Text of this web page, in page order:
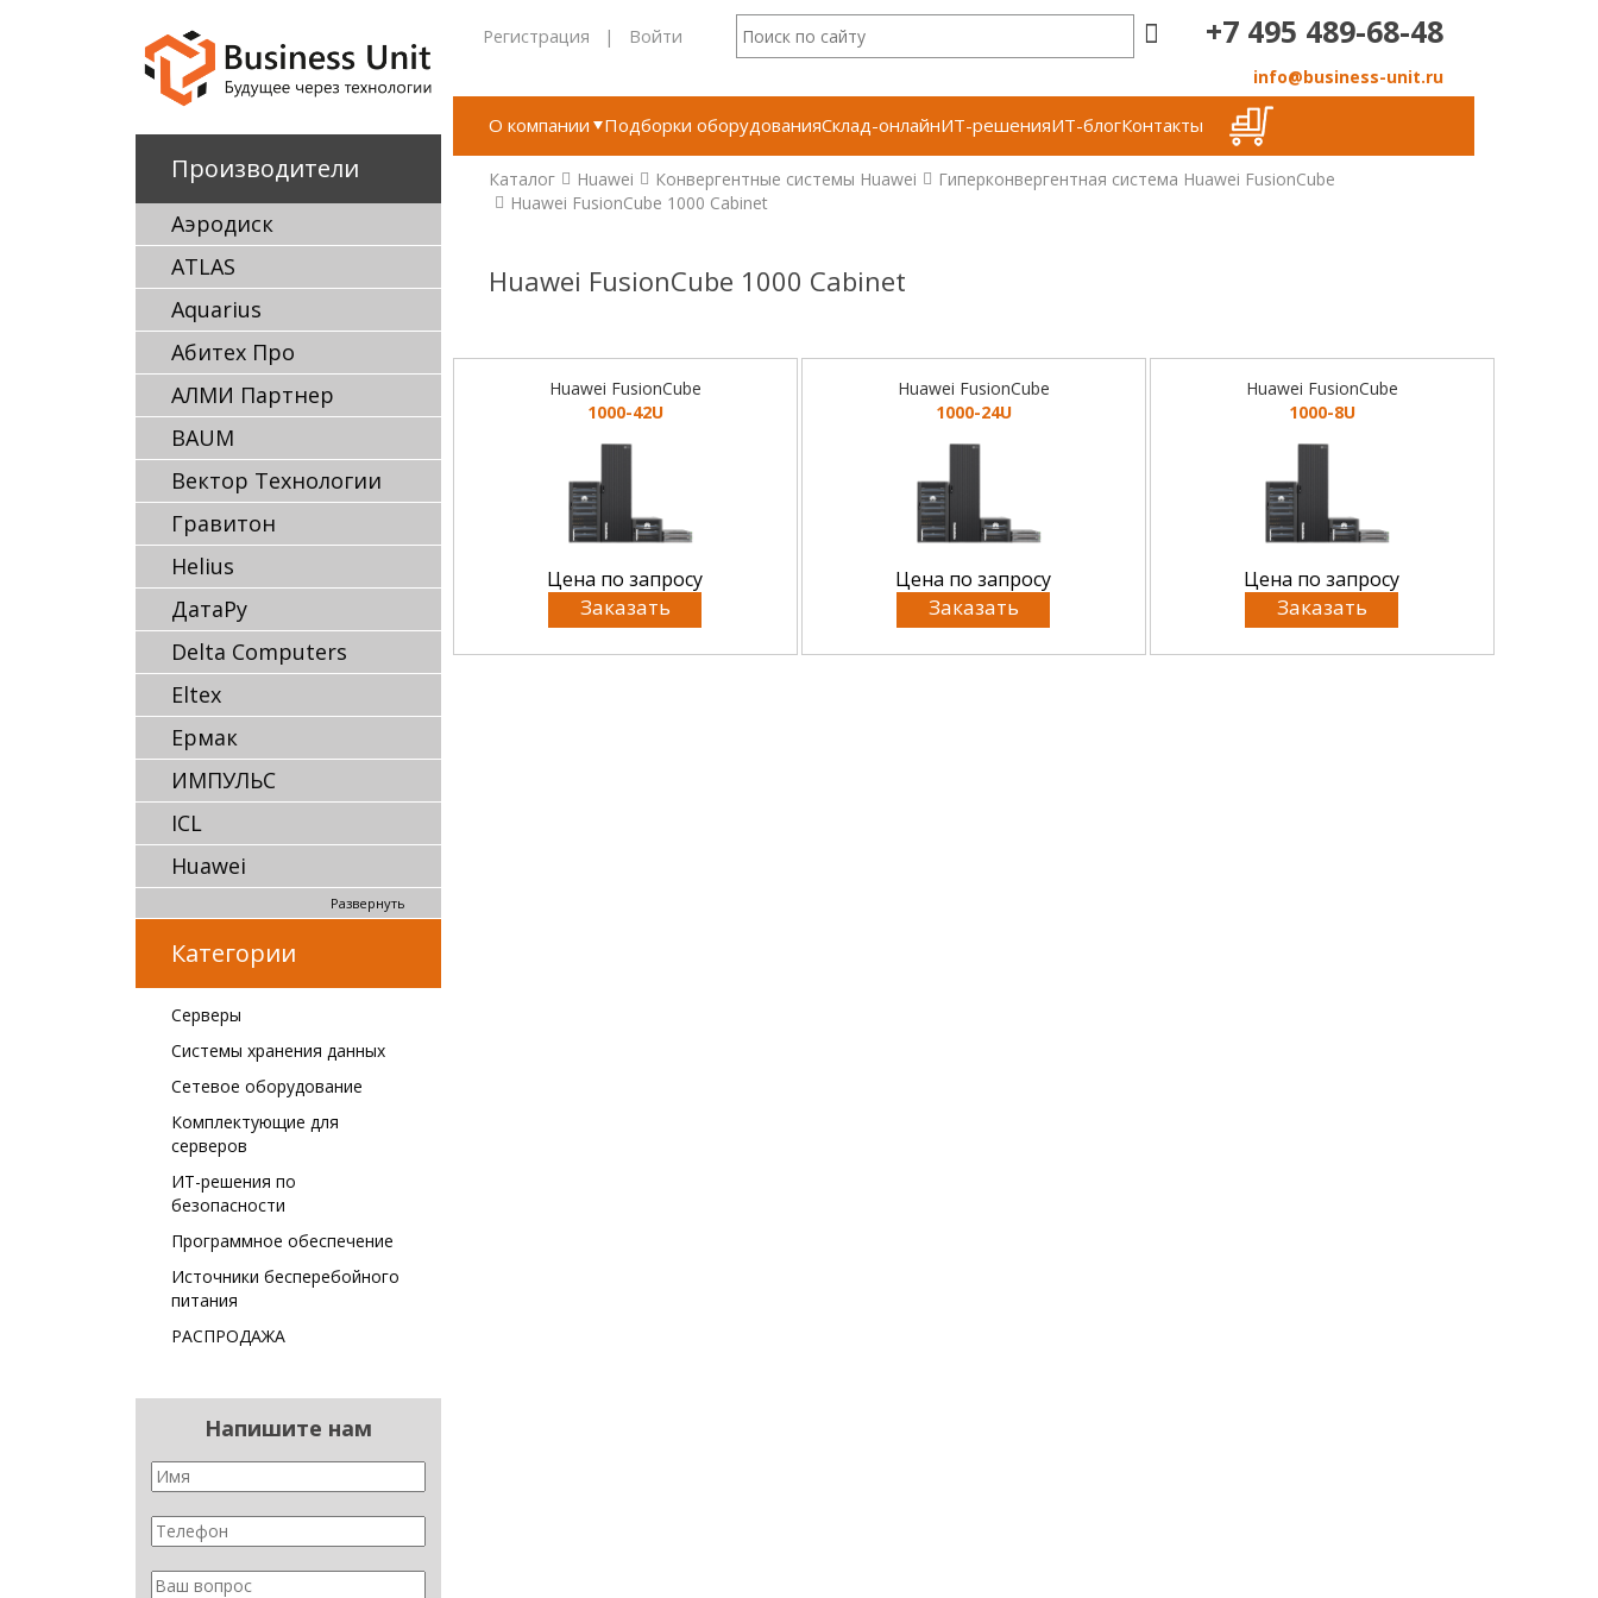
Производители
Аэродиск
ATLAS
Aquarius
Абитех Про
АЛМИ Партнер
BAUM
Вектор Технологии
Гравитон
Helius
ДатаРу
Delta Computers
Eltex
Ермак
ИМПУЛЬС
ICL
Huawei
Развернуть
Категории
Серверы
Системы хранения данных
Сетевое оборудование
Комплектующие для
серверов
ИТ-решения по
безопасности
Программное обеспечение
Источники бесперебойного
питания
РАСПРОДАЖА
Напишите нам
Регистрация | Войти +7 495 489-68-48
info@business-unit.ru
О компании Подборки оборудованияСклад-онлайнИТ-решенияИТ-блогКонтакты
Каталог Huawei Конвергентные системы Huawei
Гиперконвергентная система Huawei FusionCube
Huawei FusionCube 1000 Cabinet
Huawei FusionCube 1000 Cabinet
Huawei FusionCube
1000-42U
Цена по запросу
Заказать
Huawei FusionCube
1000-24U
Цена по запросу
Заказать
Huawei FusionCube
1000-8U
Цена по запросу
Заказать